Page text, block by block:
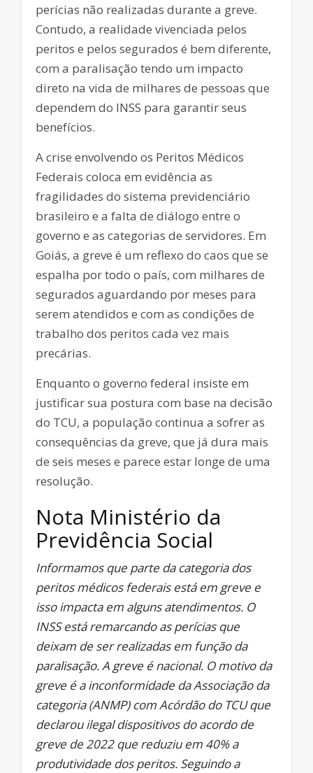
perícias não realizadas durante a greve.
Contudo, a realidade vivenciada pelos
peritos e pelos segurados é bem diferente,
com a paralisação tendo um impacto
direto na vida de milhares de pessoas que
dependem do INSS para garantir seus
benefícios.
A crise envolvendo os Peritos Médicos
Federais coloca em evidência as
fragilidades do sistema previdenciário
brasileiro e a falta de diálogo entre o
governo e as categorias de servidores. Em
Goiás, a greve é um reflexo do caos que se
espalha por todo o país, com milhares de
segurados aguardando por meses para
serem atendidos e com as condições de
trabalho dos peritos cada vez mais
precárias.
Enquanto o governo federal insiste em
justificar sua postura com base na decisão
do TCU, a população continua a sofrer as
consequências da greve, que já dura mais
de seis meses e parece estar longe de uma
resolução.
Nota Ministério da
Previdência Social
Informamos que parte da categoria dos
peritos médicos federais está em greve e
isso impacta em alguns atendimentos. O
INSS está remarcando as perícias que
deixam de ser realizadas em função da
paralisação. A greve é nacional. O motivo da
greve é a inconformidade da Associação da
categoria (ANMP) com Acórdão do TCU que
declarou ilegal dispositivos do acordo de
greve de 2022 que reduziu em 40% a
produtividade dos peritos. Seguindo a